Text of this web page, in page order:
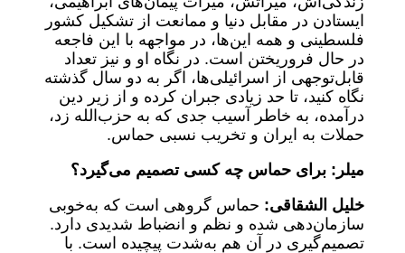
ایستادن در مقابل دنیا و ممانعت از تشکیل کشور
فلسطینی و همه این‌ها، در مواجهه با این فاجعه
در حال فروریختن است. در نگاه او و نیز تعداد
قابل‌توجهی از اسرائیلی‌ها، اگر به دو سال گذشته
نگاه کنید، تا حد زیادی جبران کرده و از زیر دین
درآمده، به خاطر آسیب جدی که به حزب‌الله زد،
حملات به ایران و تخریب نسبی حماس.
میلر: برای حماس چه کسی تصمیم می‌گیرد؟
خلیل الشقاقی: حماس گروهی است که به‌خوبی
سازمان‌دهی شده و نظم و انضباط شدیدی دارد.
تصمیم‌گیری در آن هم به‌شدت پیچیده است. با